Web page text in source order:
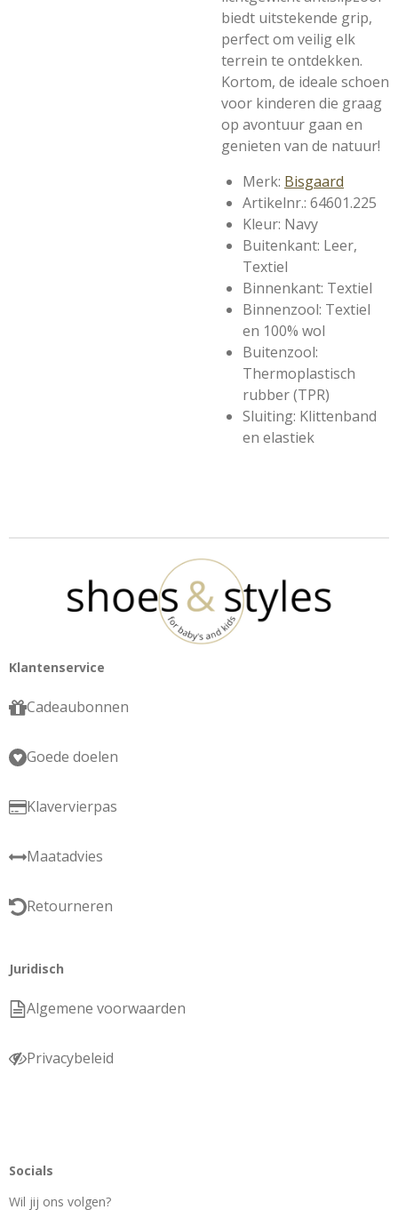
biedt uitstekende grip,
perfect om veilig elk
terrein te ontdekken.
Kortom, de ideale schoen
voor kinderen die graag
op avontuur gaan en
genieten van de natuur!
Merk: Bisgaard
Artikelnr.: 64601.225
Kleur: Navy
Buitenkant: Leer,
Textiel
Binnenkant: Textiel
Binnenzool: Textiel
en 100% wol
Buitenzool:
Thermoplastisch
rubber (TPR)
Sluiting: Klittenband
en elastiek
Klantenservice
Cadeaubonnen
Goede doelen
Klavervierpas
Maatadvies
Retourneren
Juridisch
Algemene voorwaarden
Privacybeleid
Socials
Wil jij ons volgen?